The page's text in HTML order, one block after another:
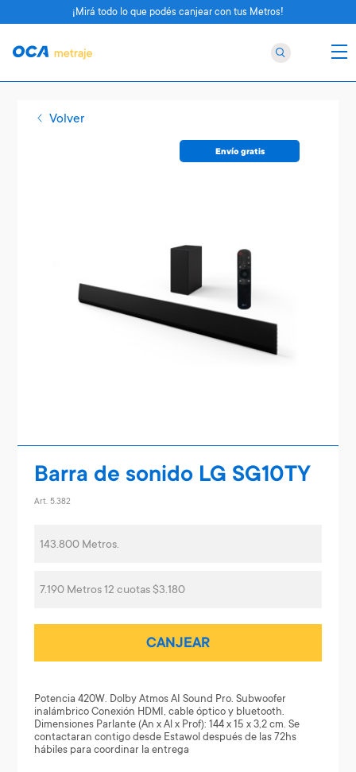
Volver
Envío gratis
Barra de sonido LG SG10TY
Art. 5.382
143.800 Metros.
7.190 Metros 12 cuotas $3.180
CANJEAR
Potencia 420W. Dolby Atmos AI Sound Pro. Subwoofer
inalámbrico Conexión HDMI, cable óptico y bluetooth.
Dimensiones Parlante (An x Al x Prof): 144 x 15 x 3,2 cm. Se
contactaran contigo desde Estawol después de las 72hs
hábiles para coordinar la entrega
¡Mirá todo lo que podés canjear con tus Metros!